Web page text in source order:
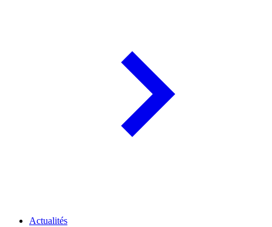
Actualités